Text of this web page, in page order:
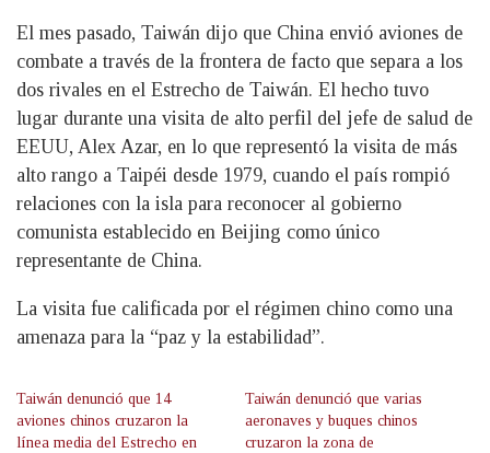
El mes pasado, Taiwán dijo que China envió aviones de
combate a través de la frontera de facto que separa a los
dos rivales en el Estrecho de Taiwán. El hecho tuvo
lugar durante una visita de alto perfil del jefe de salud de
EEUU, Alex Azar, en lo que representó la visita de más
alto rango a Taipéi desde 1979, cuando el país rompió
relaciones con la isla para reconocer al gobierno
comunista establecido en Beijing como único
representante de China.
La visita fue calificada por el régimen chino como una
amenaza para la “paz y la estabilidad”.
Taiwán denunció que 14
aviones chinos cruzaron la
línea media del Estrecho en
Taiwán denunció que varias
aeronaves y buques chinos
cruzaron la zona de